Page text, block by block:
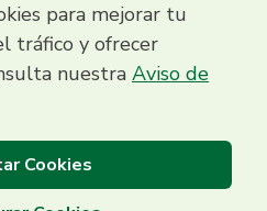
para mejorar tu
tráfico y ofrecer
nuestra Aviso de
Cookies